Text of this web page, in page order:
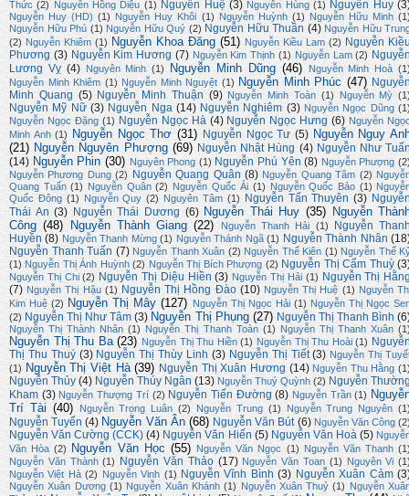
Thức (2) Nguyễn Hồng Diệu (1) Nguyễn Huệ (3) Nguyên Hùng (1) Nguyễn Huy
Nguyễn Huy (HD) (1) Nguyễn Huy Khôi (1) Nguyễn Huỳnh (1) Nguyễn Hữu Minh
Nguyễn Hữu Phú (1) Nguyễn Hữu Quý (2) Nguyễn Hữu Thuần (4) Nguyễn Hữu
(2) Nguyễn Khiêm (1) Nguyễn Khoa Đăng (51) Nguyễn Kiều Lam (2) Nguyễn
Phương (3) Nguyễn Kim Hương (7) Nguyễn Kim Thịnh (1) Nguyễn Lam (2)
Lương Vỵ (4) Nguyên Minh (1) Nguyễn Minh Dũng (46) Nguyễn Minh Hoà
Nguyễn Minh Khiêm (1) Nguyễn Minh Nguyệt (1) Nguyễn Minh Phúc (47)
Minh Quang (5) Nguyễn Minh Thuận (9) Nguyễn Minh Toàn (1) Nguyễn Mỳ
Nguyễn Mỹ Nữ (3) Nguyễn Nga (14) Nguyễn Nghiêm (3) Nguyễn Ngọc Dũng
Nguyễn Ngọc Đặng (1) Nguyễn Ngọc Hà (4) Nguyễn Ngọc Hưng (6) Nguyễn
Minh Anh (1) Nguyễn Ngọc Thơ (31) Nguyễn Ngọc Tư (5) Nguyễn Nguy
(21) Nguyễn Nguyên Phượng (69) Nguyễn Nhật Hùng (4) Nguyễn Như
(14) Nguyễn Phin (30) Nguyên Phong (1) Nguyễn Phú Yên (8) Nguyễn Phượng
Nguyễn Phương Dung (2) Nguyễn Quang Quân (8) Nguyễn Quang Tâm (2)
Quang Tuấn (1) Nguyễn Quân (2) Nguyễn Quốc Ái (1) Nguyễn Quốc Bảo (1)
Quốc Đông (1) Nguyễn Quy (2) Nguyên Tâm (1) Nguyễn Tấn Thuyên (3)
Thái An (3) Nguyễn Thái Dương (6) Nguyễn Thái Huy (35)
Nguyễn
Công (48) Nguyễn Thành Giang (22) Nguyễn Thanh Hải (1)
Nguyễn
Huyền (8) Nguyễn Thanh Mừng (1) Nguyễn Thánh Ngã (1) Nguyễn Thành Nhân
Nguyễn Thanh Tuấn (7) Nguyễn Thanh Xuân (2) Nguyễn Thế Kiên (1) Nguyễn Thế
(1) Nguyễn Thị Ánh Huỳnh (2) Nguyễn Thị Bích Phượng (2) Nguyễn Thị Cẩm Thuỳ
Nguyễn Thị Chi (2) Nguyễn Thị Diệu Hiền (3) Nguyễn Thị Hải (1) Nguyễn Thị
(7) Nguyễn Thị Hậu (1) Nguyễn Thị Hồng Đào (10) Nguyễn Thị Huệ (1) Nguyễn
Kim Huệ (2) Nguyễn Thị Mây (127) Nguyễn Thị Ngọc Hải (1) Nguyễn Thị Ngọc
(2) Nguyễn Thị Như Tâm (3) Nguyễn Thị Phụng (27) Nguyễn Thị Thanh Bình
Nguyễn Thị Thành Nhân (1) Nguyễn Thị Thanh Toàn (1) Nguyễn Thị Thanh Xuân
Nguyễn Thị Thu Ba (23) Nguyễn Thị Thu Hiền (1) Nguyễn Thị Thu Hoài (1)
Thị Thu Thuý (3) Nguyễn Thị Thùy Linh (3) Nguyễn Thị Tiết (3) Nguyễn Thị
(1) Nguyễn Thị Việt Hà (39) Nguyễn Thị Xuân Hương (14) Nguyễn Thu Hằng
Nguyễn Thủy (4) Nguyễn Thúy Ngân (13) Nguyễn Thuý Quỳnh (2) Nguyễn
Kham (3) Nguyễn Thượng Trí (2) Nguyễn Tiến Đường (8) Nguyễn Trần (1)
Trí Tài (40) Nguyễn Trọng Luân (2) Nguyễn Trung (1) Nguyễn Trung Nguyên
Nguyễn Tuyển (4) Nguyễn Văn Ân (68) Nguyễn Văn Bút (6) Nguyễn Văn Công
Nguyễn Văn Cường (CCK) (4) Nguyễn Văn Hiến (5) Nguyễn Văn Hoà (5)
Văn Hòa (2) Nguyễn Văn Học (55) Nguyễn Văn Ngọc (1) Nguyễn Văn Thanh
Nguyễn Văn Thành (1) Nguyễn Văn Thảo (17) Nguyễn Văn Toan (1) Nguyên Vi
Nguyễn Việt Hà (2) Nguyễn Vinh (1) Nguyễn Vĩnh Bình (3) Nguyễn Xuân Cảm
Nguyễn Xuân Dương (1) Nguyễn Xuân Khánh (1) Nguyễn Xuân Thuỷ (1) Nguyễn